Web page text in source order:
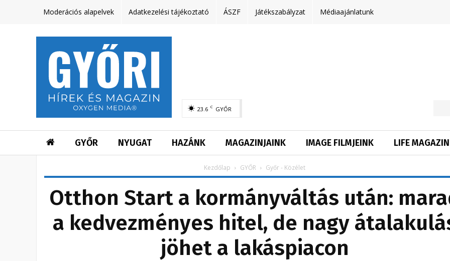
Moderációs alapelvek Adatkezelési tájékoztató ÁSZF Játékszabályzat Médiaajánlatunk
23.6 C GYŐR
GYŐR NYUGAT HAZÁNK MAGAZINJAINK IMAGE FILMJEINK LIFE MAGAZIN
Kezdőlap GYŐR Győr - Közélet
Otthon Start a kormányváltás után:
a kedvezményes hitel, de nagy
jöhet a lakáspiacon